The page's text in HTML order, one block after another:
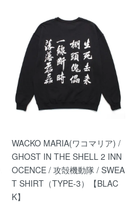
WACKO MARIA(ワコマリア) /
GHOST IN THE SHELL 2 INN
OCENCE / 攻殻機動隊 / SWEA
T SHIRT（TYPE-3）【BLAC
K】